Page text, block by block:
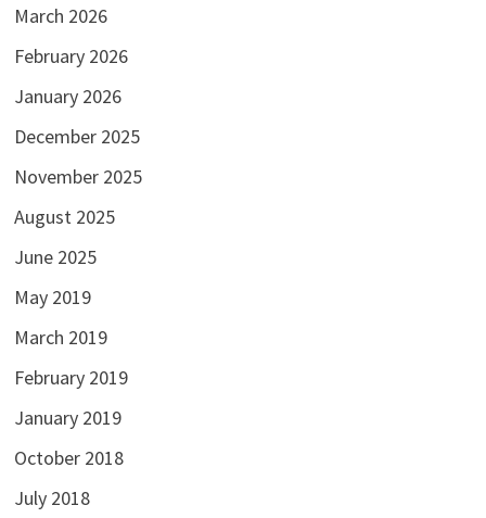
March 2026
February 2026
January 2026
December 2025
November 2025
August 2025
June 2025
May 2019
March 2019
February 2019
January 2019
October 2018
July 2018